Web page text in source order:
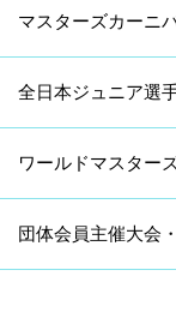
マスターズカーニ
全日本ジュニア選
ワールドマスター
団体会員主催大会